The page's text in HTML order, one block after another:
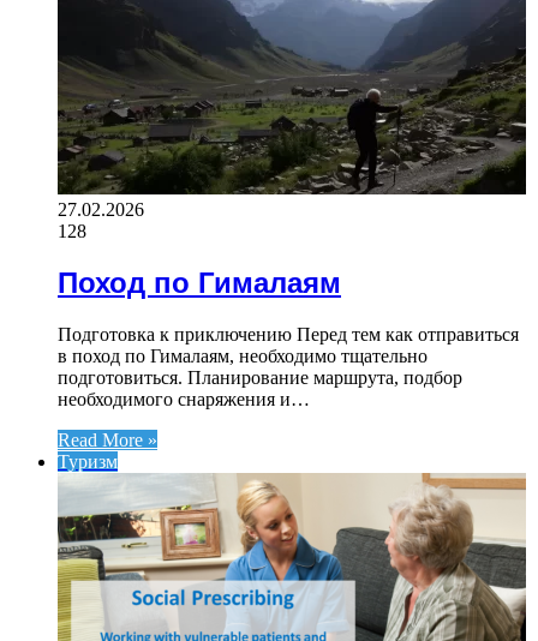
27.02.2026
128
Поход по Гималаям
Подготовка к приключению Перед тем как отправиться
в поход по Гималаям, необходимо тщательно
подготовиться. Планирование маршрута, подбор
необходимого снаряжения и…
Read More »
Туризм